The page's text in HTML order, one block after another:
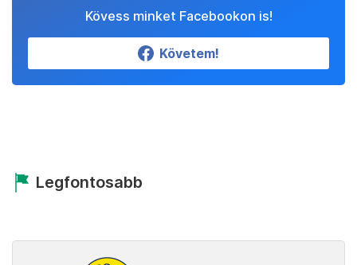
Kövess minket Facebookon is!
Követem!
Legfontosabb